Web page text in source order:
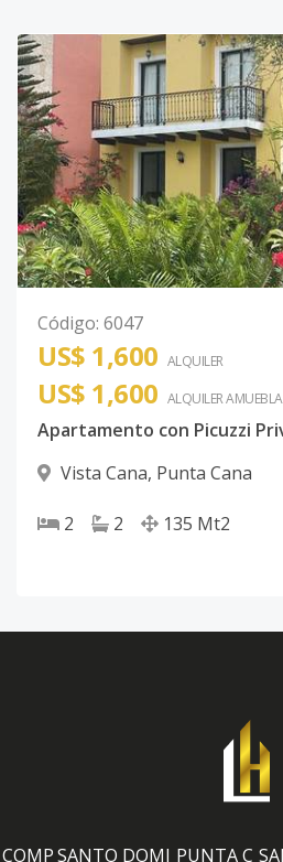
Código: 6047
US$ 1,600 ALQUILER
US$ 1,600 ALQUILER
Vista Cana, Punta Cana
2 2 135 Mt2
COMPSANTO DOMI PUNTA C